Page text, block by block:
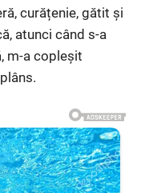
curățenie, gătit și
atunci când s-a
m-a copleșit